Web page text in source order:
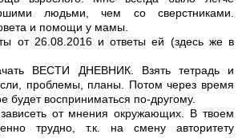
людьми, чем со сверстниками.
и помощи у мамы.
от 26.08.2016 и ответы ей (здесь же в
ВЕСТИ ДНЕВНИК. Взять тетрадь и
проблемы, планы. Потом через время
будет восприниматься по-другому.
от мнения окружающих. В твоем
трудно, т.к. на смену авторитету